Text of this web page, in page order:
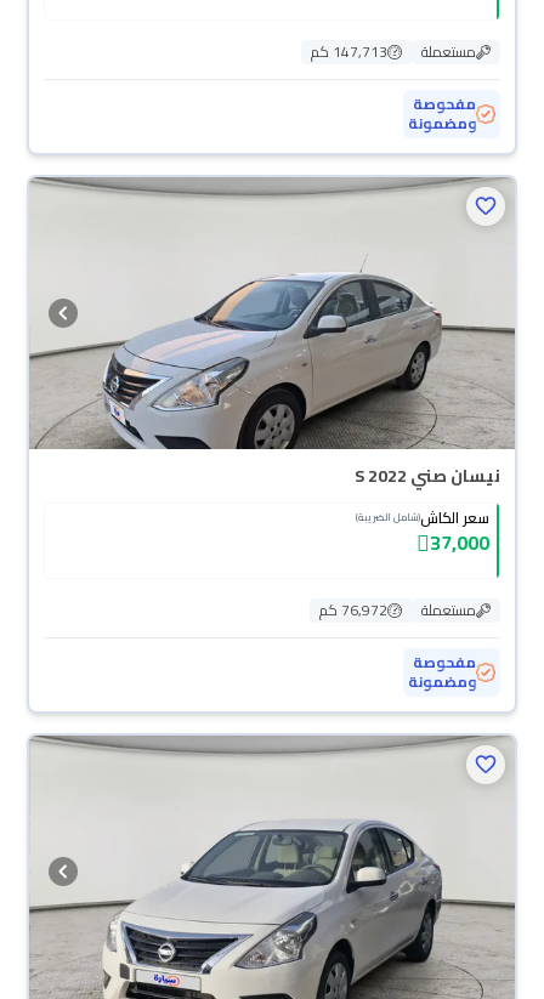
مستعملة
147,713 كم
مفحوصة
ومضمونة
نيسان صني S 2022
سعر الكاش(شامل الضريبة)
37,000
مستعملة
76,972 كم
مفحوصة
ومضمونة